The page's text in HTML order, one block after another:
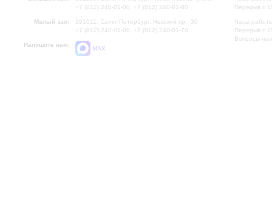
+7 (812) 240-01-00, +7 (812) 240-01-80
Малый зал:
191011, Санкт-Петербург, Невский пр., 30
+7 (812) 240-01-00, +7 (812) 240-01-70
Напишите нам:
MAX
Перерыв с
Часы
Перерыв с
Вопросы